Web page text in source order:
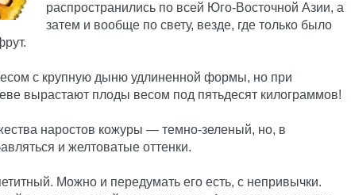
распространились по всей Юго-Восточной Азии, а
затем и вообще по свету, везде, где только было
с крупную дыню удлиненной формы, но при
вырастают плоды весом под пятьдесят килограммов!
наростов кожуры — темно-зеленый, но, в
и желтоватые оттенки.
Можно и передумать его есть, с непривычки.